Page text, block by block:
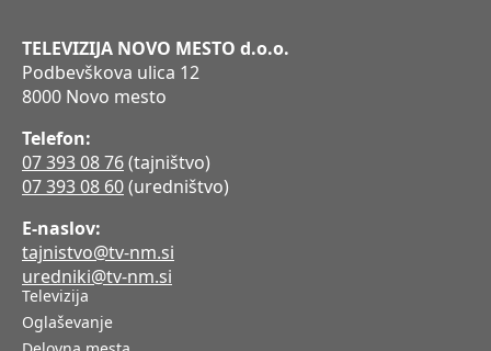
TELEVIZIJA NOVO MESTO d.o.o.
Podbevškova ulica 12
8000 Novo mesto
Telefon:
07 393 08 76(tajništvo)
07 393 08 60(uredništvo)
E-naslov:
tajnistvo@tv-nm.si
uredniki@tv-nm.si
Televizija
Oglaševanje